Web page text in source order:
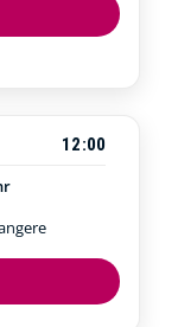
12:00